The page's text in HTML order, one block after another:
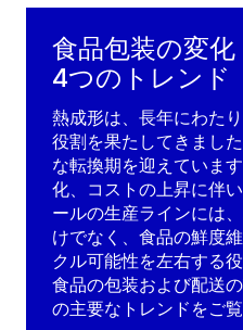
食品包装の変化
4つのトレンド
熱成形は、長年にわた
役割を果たしてきまし
な転換期を迎えていま
化、コストの上昇に伴
ールの生産ラインには
けでなく、食品の鮮度
クル可能性を左右する
食品の包装および配送
の主要なトレンドをご覧